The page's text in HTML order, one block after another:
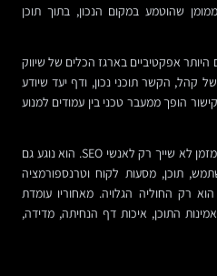
שהוטמע במקום הנכון, בתוך תוכן
אפקטיביים בארגז הכלים של שיווק
קהל, הקשר תוכני נכון, ודף יעד שיודע
הופך ממעבר טכני בין עמודים למנוע
ולכן הדיון על קישורים ממומנים כבר מזמן לא שייך רק לאנשי SEO. הוא נוגע גם
תוכן, מסעות לקוח וטרנספורמציה
רק החוליה הגלויה. מאחוריו עומדת
התוכן, איכות דף הנחיתה, מדידה,